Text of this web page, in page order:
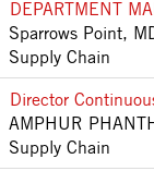
DEPARTMENT
Sparrows Point,
Supply Chain
Director
AMPHUR
Supply Chain